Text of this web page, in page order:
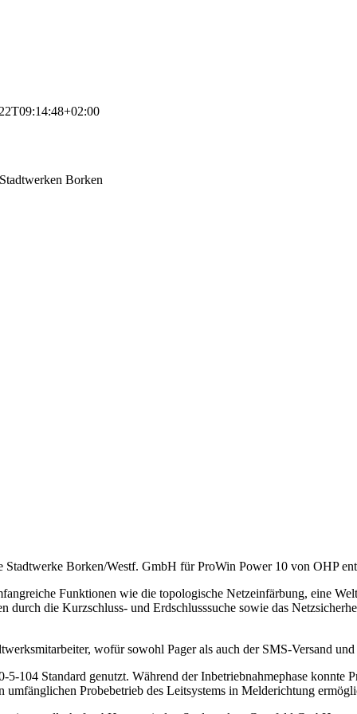
Borken
Borken/Westf. GmbH für ProWin Power 10 von OHP
Funktionen wie die topologische Netzeinfärbung, eine
die Kurzschluss- und Erdschlusssuche sowie das
wofür sowohl Pager als auch der SMS-Versand
104 Standard genutzt. Während der Inbetriebnahmephase konnte
Probebetrieb des Leitsystems in Melderichtung